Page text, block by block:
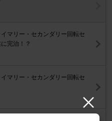
マリー・セカンダリー回転セ
完治！？
マリー・セカンダリー回転セ